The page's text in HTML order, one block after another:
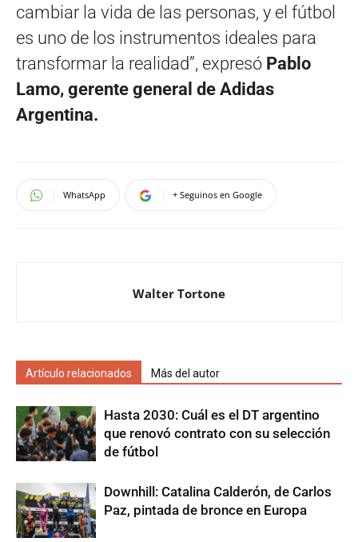
cambiar la vida de las personas, y el fútbol
es uno de los instrumentos ideales para
transformar la realidad”, expresó Pablo
Lamo, gerente general de Adidas
Argentina.
WhatsApp + Seguinos en Google
Walter Tortone
Artículo relacionados Más del autor
Hasta 2030: Cuál es el DT argentino
que renovó contrato con su selección
de fútbol
Downhill: Catalina Calderón, de Carlos
Paz, pintada de bronce en Europa